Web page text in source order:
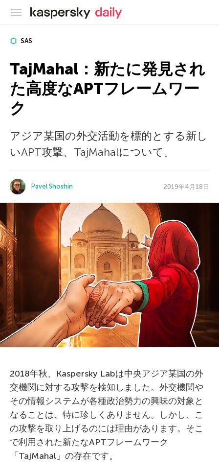
カスペルスキー公式ブログ
SAS
TajMahal：新たに発見され
た高度なAPTフレームワー
ク
アジア某国の外交活動を標的とする新し
いAPT攻撃、TajMahalについて。
Pavel Shoshin 2019年4月18日
2018年秋、Kaspersky Labは中央アジア某国の外
交機関に対する攻撃を検知しました。外交機関や
その情報システムが各種政治勢力の興味の対象と
なることは、特に珍しくありません。しかし、こ
の攻撃を取り上げるのには理由があります。そこ
で利用された新たなAPTフレームワーク
「TajMahal」の存在です。